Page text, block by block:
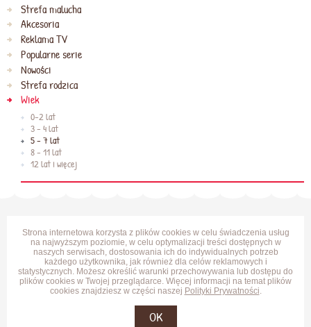
Strefa malucha
Akcesoria
Reklama TV
Popularne serie
Nowości
Strefa rodzica
Wiek
0-2 lat
3 - 4 lat
5 - 7 lat
8 - 11 lat
12 lat i więcej
Strona internetowa korzysta z plików cookies w celu świadczenia usług
na najwyższym poziomie, w celu optymalizacji treści dostępnych w
naszych serwisach, dostosowania ich do indywidualnych potrzeb
każdego użytkownika, jak również dla celów reklamowych i
statystycznych. Możesz określić warunki przechowywania lub dostępu do
plików cookies w Twojej przeglądarce. Więcej informacji na temat plików
cookies znajdziesz w części naszej Polityki Prywatności.
OK